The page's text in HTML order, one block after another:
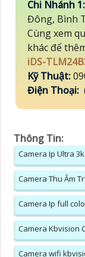
Chi Nhánh 1:
Đông, Bình
Cùng xem
khác để
iDS-
Kỹ Thuật:
Điện Thoại:
Thông Tin:
Camera Ip Ultra
Camera Thu Âm
Camera Ip full
Camera Kbvision
Camera wifi